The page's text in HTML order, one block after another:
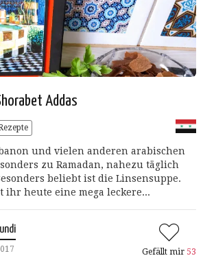
Addas
und vielen anderen arabischen
zu Ramadan, nahezu täglich
beliebt ist die Linsensuppe.
ihr heute eine mega leckere...
Gefällt mir 53